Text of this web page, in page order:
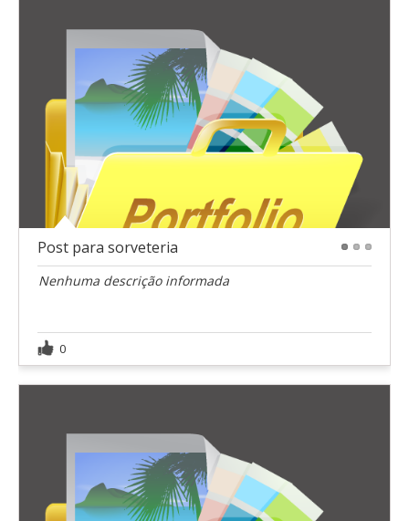
Post para sorveteria
Nenhuma descrição informada
0